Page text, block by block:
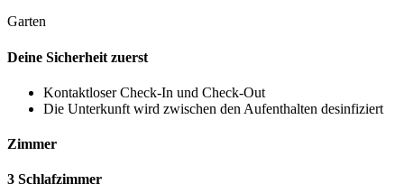
Garten
Deine Sicherheit zuerst
Kontaktloser Check-In und Check-Out
Die Unterkunft wird zwischen den Aufenthalten desinfiziert
Zimmer
3 Schlafzimmer